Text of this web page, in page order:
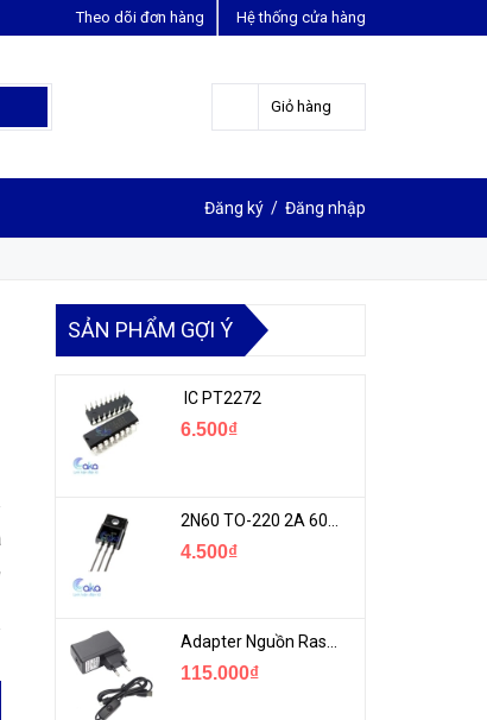
Hệ thống cửa hàng
Theo dõi đơn hàng
Giỏ hàng
Đăng ký / Đăng nhập
LIÊN HỆ ĐẶT HÀNG
SẢN PHẨM GỢI Ý
IC PT2272
6.500₫
4.500₫
Adapter Nguồn Raspberry 5V 2.5A - USB Micro Có Công Tắc
115.000₫